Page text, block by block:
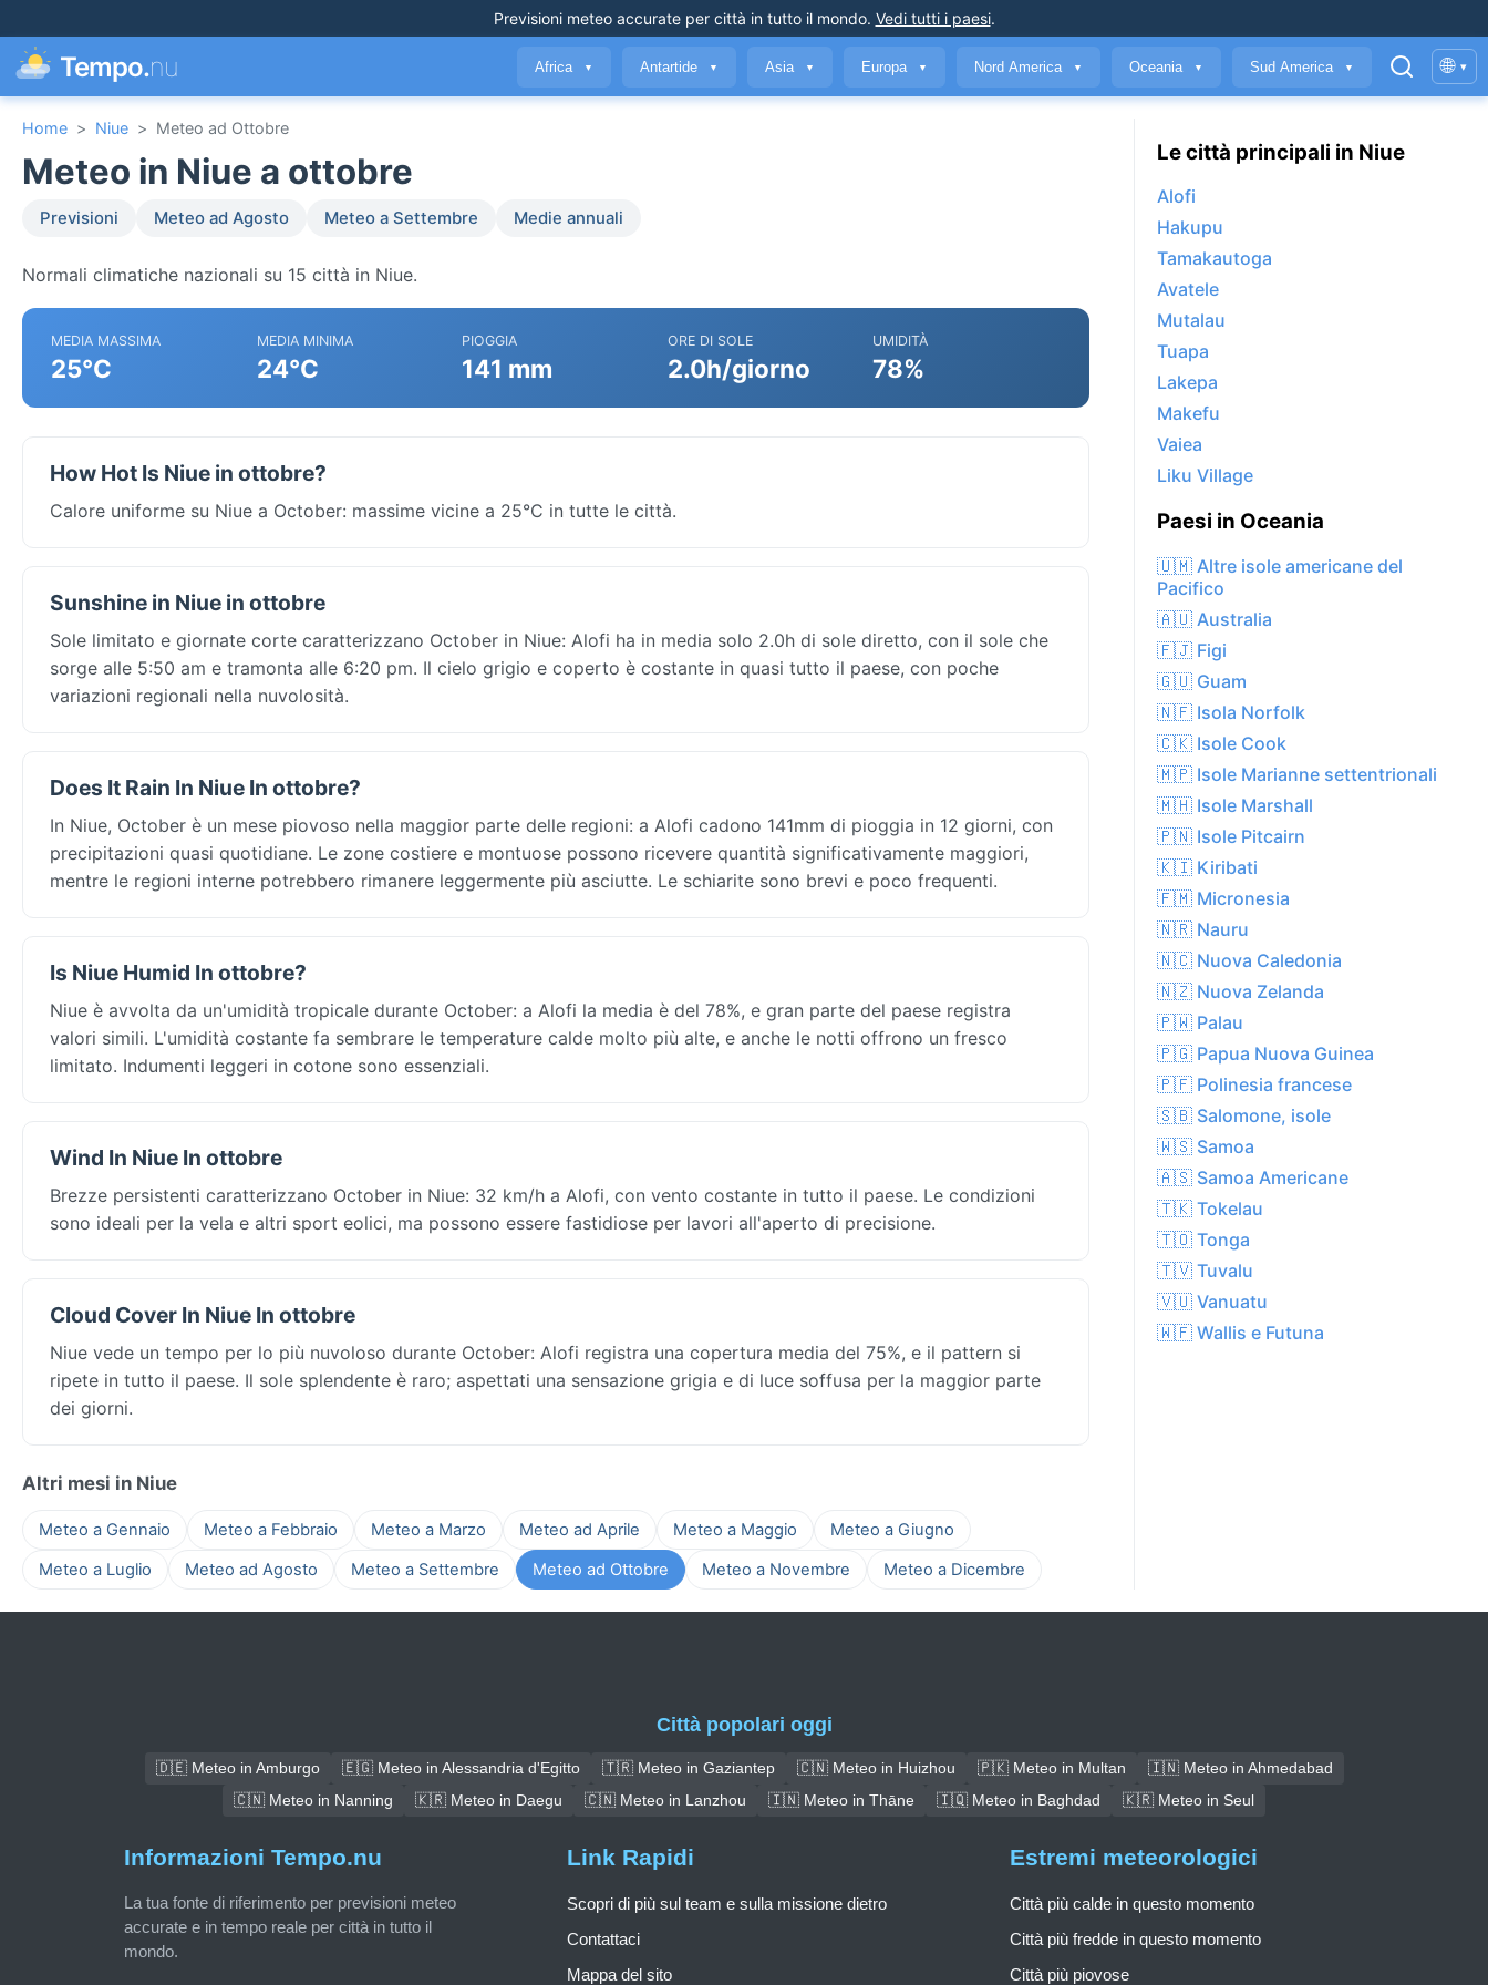
Previsioni meteo accurateper città in tutto il mondo. Vedi tutti i paesi.
Tempo.nu Africa ▼ Antartide ▼ Asia ▼ Europa ▼ Nord America ▼ Oceania ▼ Sud America ▼ 🌐 ▾
Home > Niue > Meteo ad Ottobre
Meteo in Niue a ottobre
Previsioni Meteo ad Agosto Meteo a Settembre Medie annuali
Normali climatiche nazionali su 15 città in Niue.
MEDIA MASSIMA
25°C
MEDIA MINIMA
24°C
PIOGGIA
141 mm
ORE DI SOLE
2.0h/giorno
UMIDITÀ
78%
How Hot Is Niue in ottobre?
Calore uniforme su Niue a October: massime vicine a 25°C in tutte le città.
Sunshine in Niue in ottobre
Sole limitato e giornate corte caratterizzano October in Niue: Alofi ha in media solo 2.0h di sole diretto, con il sole che
sorge alle 5:50 am e tramonta alle 6:20 pm. Il cielo grigio e coperto è costante in quasi tutto il paese, con poche
variazioni regionali nella nuvolosità.
Does It Rain In Niue In ottobre?
In Niue, October è un mese piovoso nella maggior parte delle regioni: a Alofi cadono 141mm di pioggia in 12 giorni, con
precipitazioni quasi quotidiane. Le zone costiere e montuose possono ricevere quantità significativamente maggiori,
mentre le regioni interne potrebbero rimanere leggermente più asciutte. Le schiarite sono brevi e poco frequenti.
Is Niue Humid In ottobre?
Niue è avvolta da un'umidità tropicale durante October: a Alofi la media è del 78%, e gran parte del paese registra
valori simili. L'umidità costante fa sembrare le temperature calde molto più alte, e anche le notti offrono un fresco
limitato. Indumenti leggeri in cotone sono essenziali.
Wind In Niue In ottobre
Brezze persistenti caratterizzano October in Niue: 32 km/h a Alofi, con vento costante in tutto il paese. Le condizioni
sono ideali per la vela e altri sport eolici, ma possono essere fastidiose per lavori all'aperto di precisione.
Cloud Cover In Niue In ottobre
Niue vede un tempo per lo più nuvoloso durante October: Alofi registra una copertura media del 75%, e il pattern si
ripete in tutto il paese. Il sole splendente è raro; aspettati una sensazione grigia e di luce soffusa per la maggior parte
dei giorni.
Altri mesi in Niue
Meteo a Gennaio Meteo a Febbraio Meteo a Marzo Meteo ad Aprile Meteo a Maggio
Meteo a Giugno
Meteo a Luglio
Meteo ad Agosto Meteo a Settembre Meteo ad Ottobre Meteo a Novembre Meteo a Dicembre
Le città principali in Niue
Alofi
Hakupu
Tamakautoga
Avatele
Mutalau
Tuapa
Lakepa
Makefu
Vaiea
Liku Village
Paesi in Oceania
🇺🇲 Altre isole americane del
Pacifico
🇦🇺 Australia
🇫🇯 Figi
🇬🇺 Guam
🇳🇫 Isola Norfolk
🇨🇰 Isole Cook
🇲🇵 Isole Marianne settentrionali
🇲🇭 Isole Marshall
🇵🇳 Isole Pitcairn
🇰🇮 Kiribati
🇫🇲 Micronesia
🇳🇷 Nauru
🇳🇨 Nuova Caledonia
🇳🇿 Nuova Zelanda
🇵🇼 Palau
🇵🇬 Papua Nuova Guinea
🇵🇫 Polinesia francese
🇸🇧 Salomone, isole
🇼🇸 Samoa
🇦🇸 Samoa Americane
🇹🇰 Tokelau
🇹🇴 Tonga
🇹🇻 Tuvalu
🇻🇺 Vanuatu
🇼🇫 Wallis e Futuna
Città popolari oggi
🇩🇪 Meteo in Amburgo 🇪🇬 Meteo in Alessandria d'Egitto 🇹🇷 Meteo in Gaziantep 🇨🇳 Meteo in Huizhou 🇵🇰 Meteo in Multan
🇮🇳 Meteo in Ahmedabad
🇨🇳 Meteo in Nanning
🇰🇷 Meteo in Daegu 🇨🇳 Meteo in Lanzhou 🇮🇳 Meteo in Thāne 🇮🇶 Meteo in Baghdad 🇰🇷 Meteo in Seul
Informazioni Tempo.nu
La tua fonte di riferimento per previsioni meteo
accurate e in tempo reale per città in tutto il
mondo.
Link Rapidi
Scopri di più sul team e sulla missione dietro
Contattaci
Mappa del sito
Estremi meteorologici
Città più calde in questo momento
Città più fredde in questo momento
Città più piovose